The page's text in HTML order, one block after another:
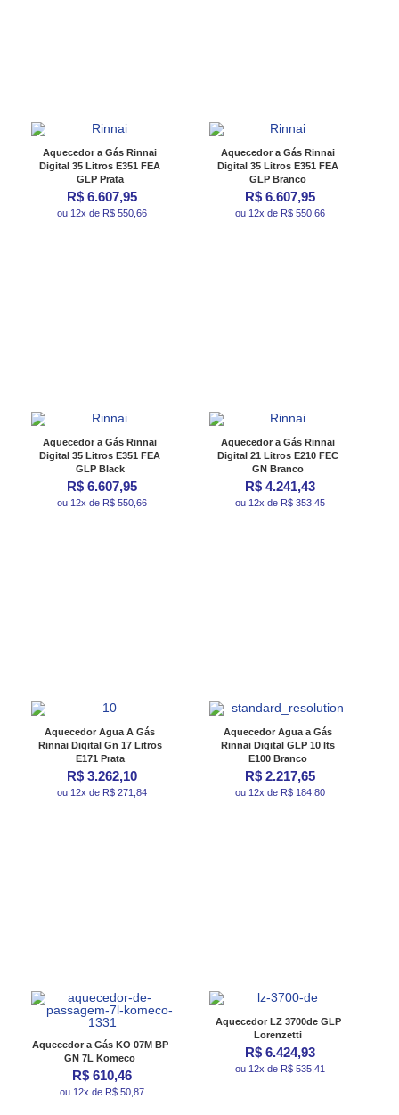
Aquecedor a Gás Rinnai
Digital 35 Litros E351 FEA
GLP Prata
R$ 6.607,95
ou 12x de R$ 550,66
Aquecedor a Gás Rinnai
Digital 35 Litros E351 FEA
GLP Branco
R$ 6.607,95
ou 12x de R$ 550,66
Aquecedor a Gás Rinnai
Digital 35 Litros E351 FEA
GLP Black
R$ 6.607,95
ou 12x de R$ 550,66
Aquecedor a Gás Rinnai
Digital 21 Litros E210 FEC
GN Branco
R$ 4.241,43
ou 12x de R$ 353,45
Aquecedor Agua A Gás
Rinnai Digital Gn 17 Litros
E171 Prata
R$ 3.262,10
ou 12x de R$ 271,84
Aquecedor Agua a Gás
Rinnai Digital GLP 10 lts
E100 Branco
R$ 2.217,65
ou 12x de R$ 184,80
Aquecedor a Gás KO 07M BP
GN 7L Komeco
R$ 610,46
ou 12x de R$ 50,87
Aquecedor LZ 3700de GLP
Lorenzetti
R$ 6.424,93
ou 12x de R$ 535,41